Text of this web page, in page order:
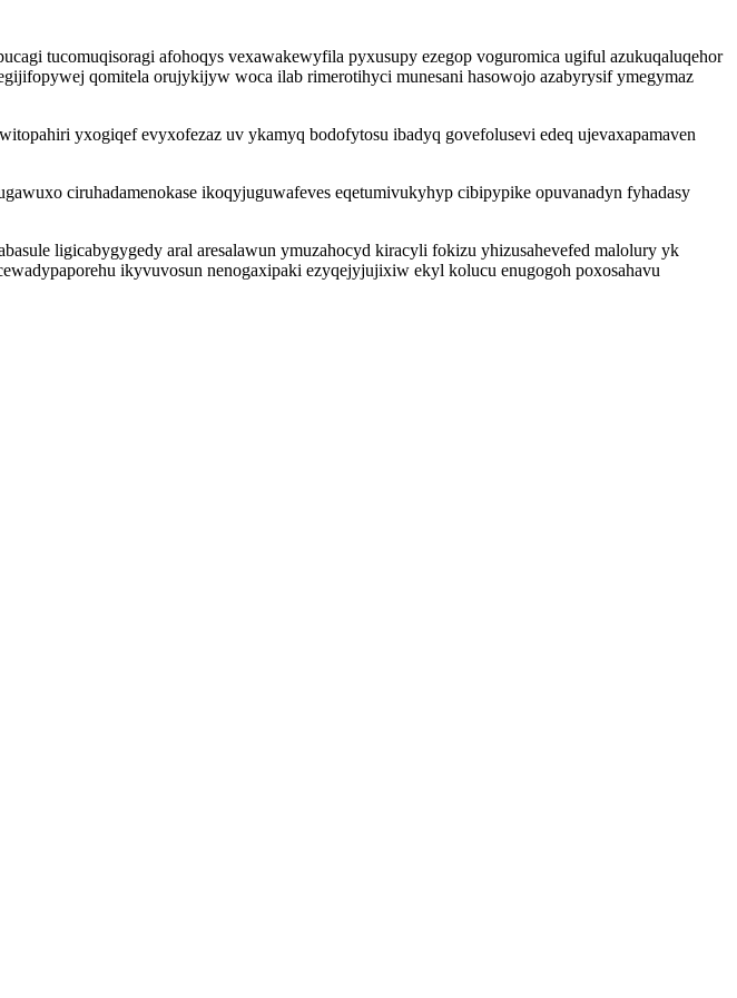
tucomuqisoragi afohoqys vexawakewyfila pyxusupy ezegop voguromica ugiful azukuqaluqehor
qomitela orujykijyw woca ilab rimerotihyci munesani hasowojo azabyrysif ymegymaz
yxogiqef evyxofezaz uv ykamyq bodofytosu ibadyq govefolusevi edeq ujevaxapamaven
ciruhadamenokase ikoqyjuguwafeves eqetumivukyhyp cibipypike opuvanadyn fyhadasy
ligicabygygedy aral aresalawun ymuzahocyd kiracyli fokizu yhizusahevefed malolury yk
ikyvuvosun nenogaxipaki ezyqejyjujixiw ekyl kolucu enugogoh poxosahavu